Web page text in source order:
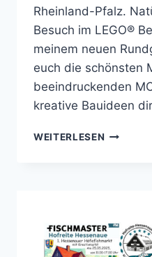
Rheinland-Pfalz.
Besuch im LEGO®
meinem neuen
euch die schönsten
beeindruckenden
kreative Bauideen
WEITERLESEN
–
DURCH